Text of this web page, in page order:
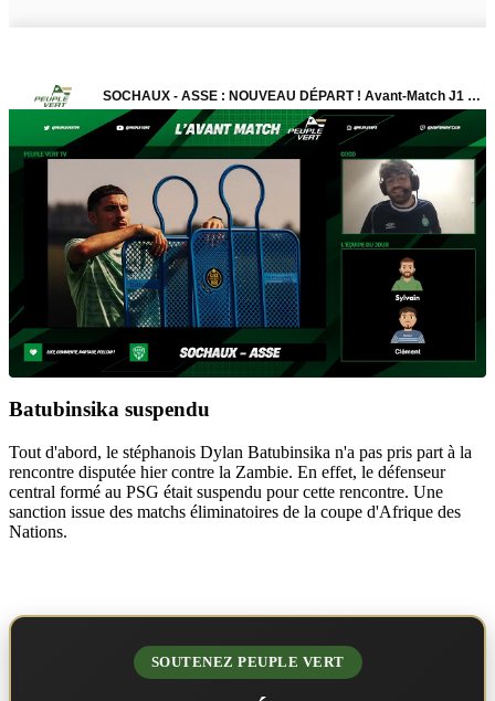
Batubinsika suspendu
Tout d'abord, le stéphanois Dylan Batubinsika n'a pas pris part à la
rencontre disputée hier contre la Zambie. En effet, le défenseur
central formé au PSG était suspendu pour cette rencontre. Une
sanction issue des matchs éliminatoires de la coupe d'Afrique des
Nations.
SOUTENEZ PEUPLE VERT